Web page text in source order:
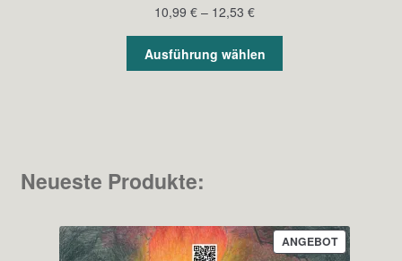
10,99 € – 12,53 €Preisspanne:
bis
12,53 €
Ausführung wählen
Neueste Produkte:
ANGEBOTPRODUKT
IM